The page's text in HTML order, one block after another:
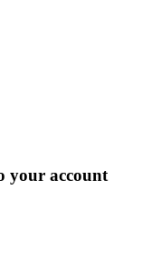
your account